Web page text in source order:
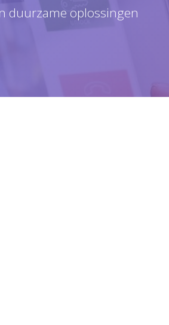
duurzame oplossingen